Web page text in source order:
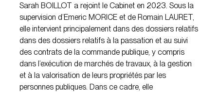
Sarah BOILLOT a rejoint le Cabinet en 2023. Sous la
supervision d’Emeric MORICE et de Romain LAURET,
elle intervient principalement dans des dossiers relatifs
dans des dossiers relatifs à la passation et au suivi
des contrats de la commande publique, y compris
dans l’exécution de marchés de travaux, à la gestion
et à la valorisation de leurs propriétés par les
personnes publiques. Dans ce cadre, elle